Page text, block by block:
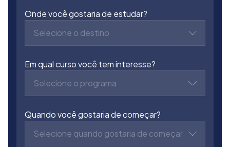
Onde você gostaria de estudar?
Selecione o destino
Em qual curso você tem interesse?
Selecione o programa
Quando você gostaria de começar?
Selecione quando gostaria de começar